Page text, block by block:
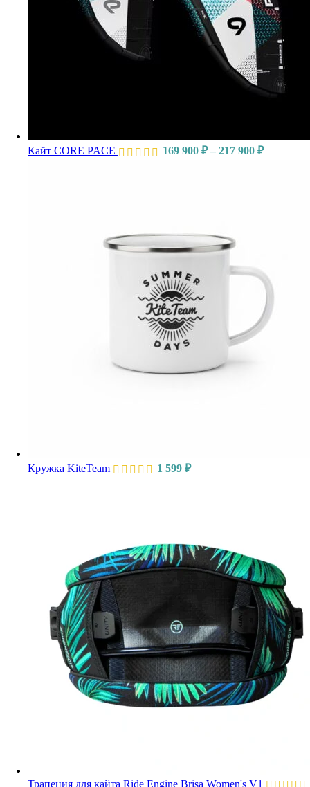
Кайт CORE PACE 169 900 ₽ – 217 900 ₽
Кружка KiteTeam 1 599 ₽
Трапеция для кайта Ride Engine Brisa Women's V1